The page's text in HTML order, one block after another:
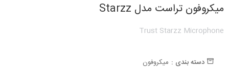
میکروفون تراست مدل Starzz
Trust Starzz Microphone
دسته بندی : میکروفون